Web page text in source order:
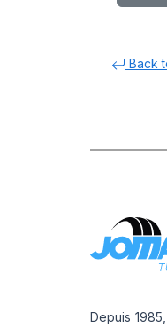
Back
Depuis